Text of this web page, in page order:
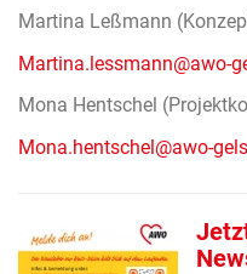
Martina Leßmann
Martina.lessmann@awo-
Mona Hentschel
Mona.hentschel@awo-